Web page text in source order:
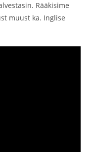
Rääkisime
muust ka. Inglise